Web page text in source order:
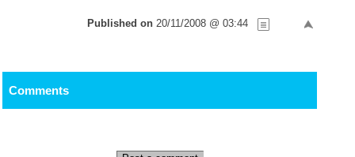
Published on 20/11/2008 @ 03:44
Comments